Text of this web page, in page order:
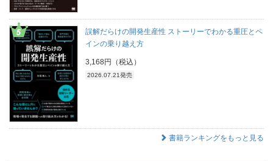
誤解だらけの開発生産性 ストーリーでわかる重圧とペ
インの乗り越え方
3,168円（税込）
2026.07.21発売
書籍ランキングをもっと見る